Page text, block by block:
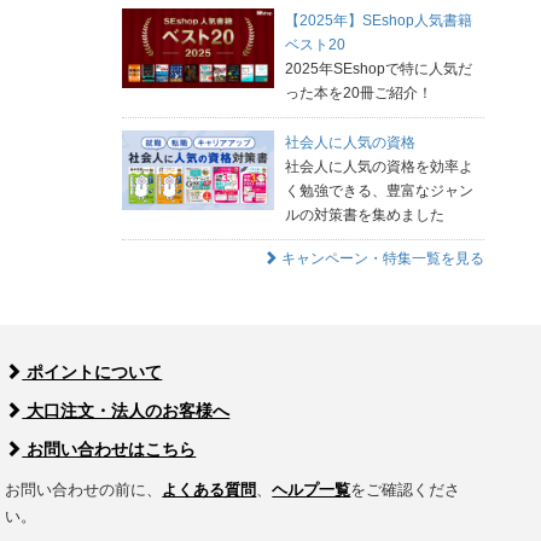
【2025年】SEshop人気書籍
ベスト20
2025年SEshopで特に人気だ
った本を20冊ご紹介！
社会人に人気の資格
社会人に人気の資格を効率よ
く勉強できる、豊富なジャン
ルの対策書を集めました
キャンペーン・特集一覧を見る
ポイントについて
大口注文・法人のお客様へ
お問い合わせはこちら
お問い合わせの前に、 よくある質問、ヘルプ一覧をご確認くださ
い。